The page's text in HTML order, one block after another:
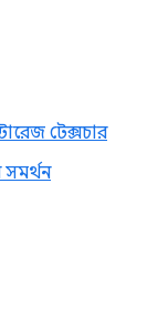
টেক্সচার
সমর্থন